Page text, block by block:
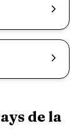
de la